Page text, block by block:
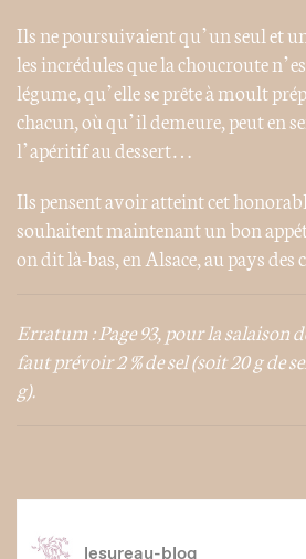
Ils ne poursuivaient qu’un seul et
les incrédules que la choucroute
légume, qu’elle se prête à moult
chacun, où qu’il demeure, peut en
l’apéritif au dessert…
Ils pensent avoir atteint cet
souhaitent maintenant un bon
on dit là-bas, en Alsace, au pays
Erratum : Page 93, pour la salaison
faut prévoir 2 % de sel (soit 20 g de
g).